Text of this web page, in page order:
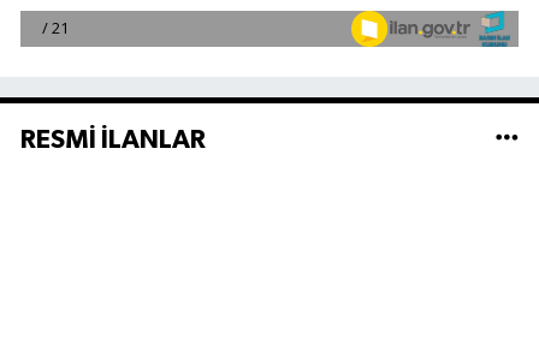
RESMİ İLANLAR